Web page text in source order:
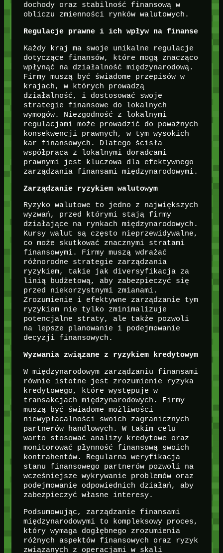
dochody oraz stabilność finansową w
obliczu zmienności rynków walutowych.
Regulacje prawne i ich wpływ na finanse
Każdy kraj ma swoje unikalne regulacje
dotyczące finansów, które mogą znacząco
wpłynąć na działalność międzynarodową.
Firmy muszą być świadome przepisów w
krajach, w których prowadzą
działalność, i dostosować swoje
strategie finansowe do lokalnych
wymogów. Niezgodność z lokalnymi
regulacjami może prowadzić do poważnych
konsekwencji prawnych, w tym wysokich
kar finansowych. Dlatego ścisła
współpraca z lokalnymi doradcami
prawnymi jest kluczowa dla efektywnego
zarządzania finansami międzynarodowymi.
Zarządzanie ryzykiem walutowym
Ryzyko walutowe to jedno z największych
wyzwań, przed którymi stają firmy
działające na rynkach międzynarodowych.
Kursy walut są często nieprzewidywalne,
co może skutkować znacznymi stratami
finansowymi. Firmy muszą wdrażać
różnorodne strategie zarządzania
ryzykiem, takie jak diversyfikacja za
linią budżetową, aby zabezpieczyć się
przed niekorzystnymi zmianami.
Zrozumienie i efektywne zarządzanie tym
ryzykiem nie tylko zminimalizuje
potencjalne straty, ale także pozwoli
na lepsze planowanie i podejmowanie
decyzji finansowych.
Wyzwania związane z ryzykiem kredytowym
W międzynarodowym zarządzaniu finansami
równie istotne jest zrozumienie ryzyka
kredytowego, które występuje w
transakcjach międzynarodowych. Firmy
muszą być świadome możliwości
niewypłacalności swoich zagranicznych
partnerów handlowych. W takim celu
warto stosować analizy kredytowe oraz
monitorować płynność finansową swoich
kontrahentów. Regularna weryfikacja
stanu finansowego partnerów pozwoli na
wcześniejsze wykrywanie problemów oraz
podejmowanie odpowiednich działań, aby
zabezpieczyć własne interesy.
Podsumowując, zarządzanie finansami
międzynarodowymi to kompleksowy proces,
który wymaga dogłębnego zrozumienia
różnych aspektów finansowych oraz ryzyk
związanych z operacjami w skali